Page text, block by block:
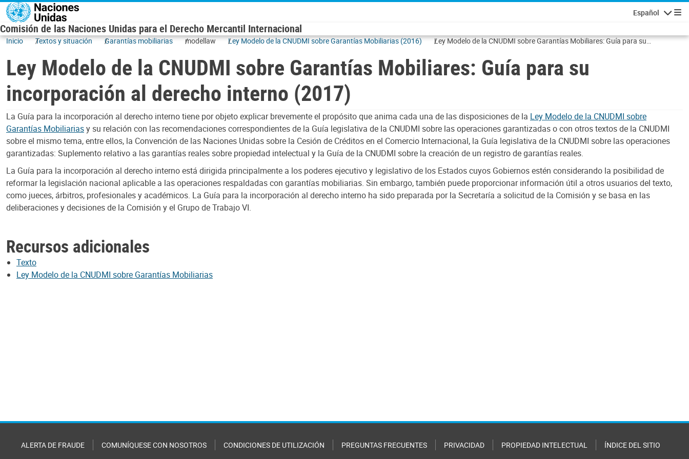
Skip to main content
Español
Comisión de las Naciones Unidas para el Derecho Mercantil Internacional
Inicio Textos y situación Garantías mobiliarias modellaw Ley Modelo de la CNUDMI sobre Garantías Mobiliarias (2016)
Ley Modelo de la CNUDMI sobre Garantías Mobiliares: Guía para su
Ley Modelo de la CNUDMI sobre Garantías Mobiliares: Guía para su
incorporación al derecho interno (2017)
La Guía para la incorporación al derecho interno tiene por objeto explicar brevemente el propósito que anima cada una de las disposiciones de la Ley Modelo de la CNUDMI sobre
Garantías Mobiliariasy su relación con las recomendaciones correspondientes de la Guía legislativa de la CNUDMI sobre las operaciones garantizadas o con otros textos de la CNUDMI
sobre el mismo tema, entre ellos, la Convención de las Naciones Unidas sobre la Cesión de Créditos en el Comercio Internacional, la Guía legislativa de la CNUDMI sobre las operaciones
garantizadas: Suplemento relativo a las garantías reales sobre propiedad intelectual y la Guía de la CNUDMI sobre la creación de un registro de garantías reales.
La Guía para la incorporación al derecho interno está dirigida principalmente a los poderes ejecutivo y legislativo de los Estados cuyos Gobiernos estén considerando la posibilidad de
reformar la legislación nacional aplicable a las operaciones respaldadas con garantías mobiliarias. Sin embargo, también puede proporcionar información útil a otros usuarios del texto,
como jueces, árbitros, profesionales y académicos. La Guía para la incorporación al derecho interno ha sido preparada por la Secretaría a solicitud de la Comisión y se basa en las
deliberaciones y decisiones de la Comisión y el Grupo de Trabajo VI.
Recursos adicionales
Texto
Ley Modelo de la CNUDMI sobre Garantías Mobiliarias
ALERTA DE FRAUDE COMUNÍQUESE CON NOSOTROS CONDICIONES DE UTILIZACIÓN PREGUNTAS FRECUENTES PRIVACIDAD PROPIEDAD INTELECTUAL ÍNDICE DEL SITIO